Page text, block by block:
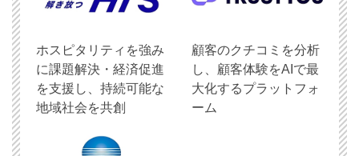
ホスピタリティを強み
に課題解決・経済促進
を支援し、持続可能な
地域社会を共創
顧客のクチコミを分析
し、顧客体験をAIで最
大化するプラットフォ
ーム